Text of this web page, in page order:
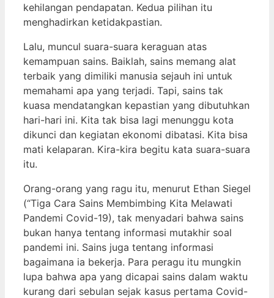
kehilangan pendapatan. Kedua pilihan itu
menghadirkan ketidakpastian.
Lalu, muncul suara-suara keraguan atas
kemampuan sains. Baiklah, sains memang alat
terbaik yang dimiliki manusia sejauh ini untuk
memahami apa yang terjadi. Tapi, sains tak
kuasa mendatangkan kepastian yang dibutuhkan
hari-hari ini. Kita tak bisa lagi menunggu kota
dikunci dan kegiatan ekonomi dibatasi. Kita bisa
mati kelaparan. Kira-kira begitu kata suara-suara
itu.
Orang-orang yang ragu itu, menurut Ethan Siegel
(“Tiga Cara Sains Membimbing Kita Melawati
Pandemi Covid-19), tak menyadari bahwa sains
bukan hanya tentang informasi mutakhir soal
pandemi ini. Sains juga tentang informasi
bagaimana ia bekerja. Para peragu itu mungkin
lupa bahwa apa yang dicapai sains dalam waktu
kurang dari sebulan sejak kasus pertama Covid-